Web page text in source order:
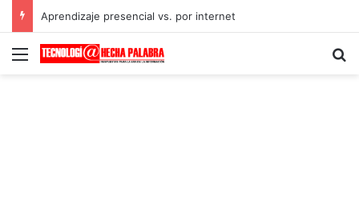
Aprendizaje presencial vs. por internet
Menú